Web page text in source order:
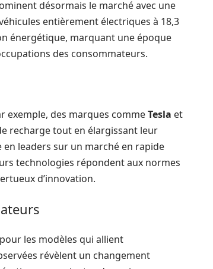
désormais le marché avec une
entièrement électriques à 18,3
énergétique, marquant une époque
des consommateurs.
exemple, des marques commeTesla et
recharge tout en élargissant leur
leaders sur un marché en rapide
technologies répondent aux normes
d’innovation.
les modèles qui allient
révèlent un changement